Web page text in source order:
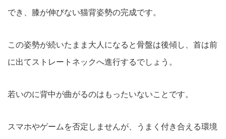
でき、膝が伸びない猫背姿勢の完成です。
この姿勢が続いたまま大人になると骨盤は後傾し、首は前
に出てストレートネックへ進行するでしょう。
若いのに背中が曲がるのはもったいないことです。
スマホやゲームを否定しませんが、うまく付き合える環境